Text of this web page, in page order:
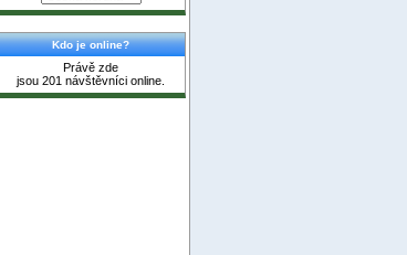
Kdo je online?
Právě zde
jsou 201 návštěvníci online.